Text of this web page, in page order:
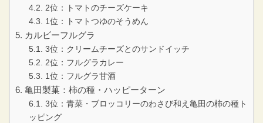
2位：トマトのチーズケーキ
1位：トマトつゆのそうめん
カルビーフルグラ
3位：クリームチーズとのサンドイッチ
2位：フルグラカレー
1位：フルグラ甘酒
亀田製菓：柿の種・ハッピーターン
3位：青菜・ブロッコリーのわさび和え亀田の柿の種ト
ッピング